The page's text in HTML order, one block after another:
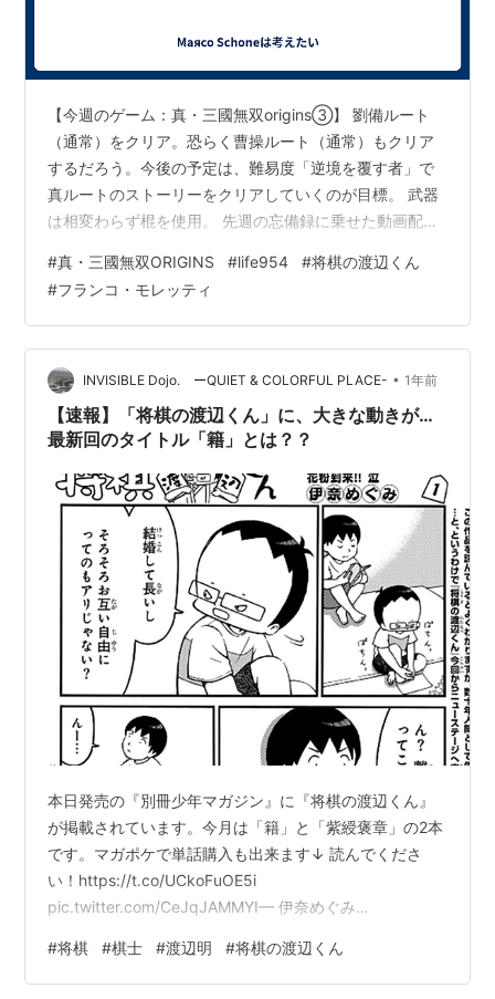
【今週のゲーム：真・三國無双origins③】 劉備ルート
（通常）をクリア。恐らく曹操ルート（通常）もクリア
するだろう。今後の予定は、難易度「逆境を覆す者」で
真ルートのストーリーをクリアしていくのが目標。 武器
は相変わらず棍を使用。 先週の忘備録に乗せた動画配信
白い。雑な強さがいかにも『真・三國無双』って感じで
良い。とはいえ、あまりにも雑に強すぎて、逆に「こん
な武器使ってクリアしてもいいんだろうか？」という疑
心暗鬼に陥り、あえて触っていない。 次点に挙がる剣
は、面白い。すごく良くできている。おそらくゲーム開
発の際に、「ゲーム開始時に…
#真・三國無双ORIGINS #life954 #将棋の渡辺くん
#フランコ・モレッティ
INVISIBLE Dojo. ーQUIET & COLORFUL PLACE- • 1年前
【速報】「将棋の渡辺くん」に、大きな動きが…
最新回のタイトル「籍」とは？？
本日発売の『別冊少年マガジン』に『将棋の渡辺くん』
が掲載されています。今月は「籍」と「紫綬褒章」の2本
です。マガポケで単話購入も出来ます↓ 読んでくださ
い！https://t.co/UCkoFuOE5i
pic.twitter.com/CeJqJAMMYI— 伊奈めぐみ
た。(足のケガとは関係ありません)「将棋の渡辺くん」を
通じて、夫婦で応援して下さった方に申し訳なく思いま
#将棋 #棋士 #渡辺明 #将棋の渡辺くん